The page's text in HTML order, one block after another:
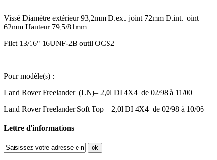
Vissé Diamètre extérieur 93,2mm D.ext. joint 72mm D.int. joint
62mm Hauteur 79,5/81mm
Filet 13/16" 16UNF-2B outil OCS2
Pour modèle(s) :
Land Rover Freelander (LN)– 2,0l DI 4X4 de 02/98 à 11/00
Land Rover Freelander Soft Top – 2,0l DI 4X4 de 02/98 à 10/06
Lettre d'informations
ok